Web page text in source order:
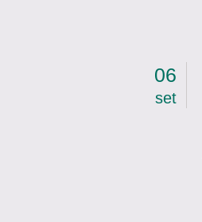
06
set